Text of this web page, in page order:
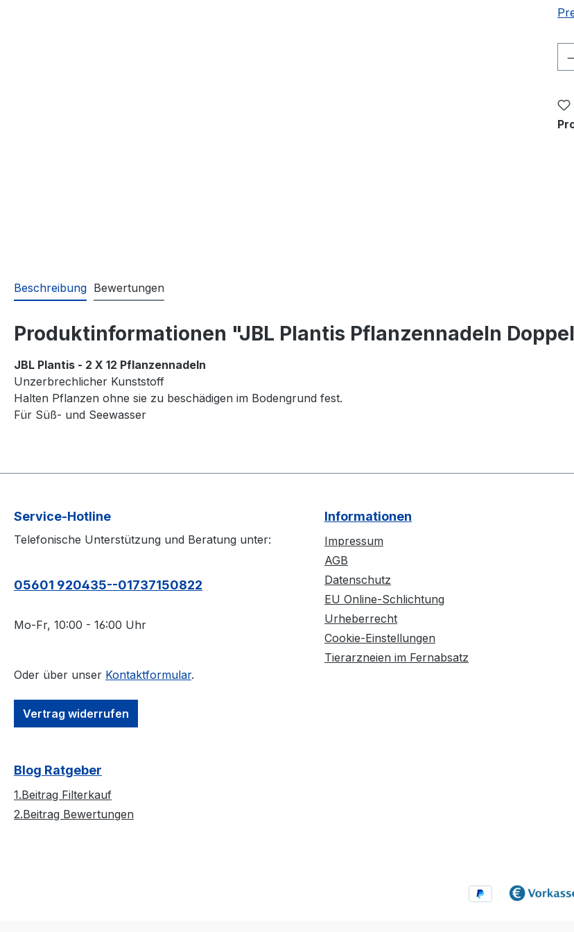
Beschreibung Bewertungen
Produktinformationen "JBL Plantis Pflanzennadeln
JBL Plantis - 2 X 12 Pflanzennadeln
Unzerbrechlicher Kunststoff
Halten Pflanzen ohne sie zu beschädigen im Bodengrund fest.
Für Süß- und Seewasser
Service-Hotline
Telefonische Unterstützung und Beratung unter:
05601 920435--01737150822
Mo-Fr, 10:00 - 16:00 Uhr
Oder über unser Kontaktformular.
Vertrag widerrufen
Informationen
Impressum
AGB
Datenschutz
EU Online-Schlichtung
Urheberrecht
Cookie-Einstellungen
Tierarzneien im Fernabsatz
Blog Ratgeber
1.Beitrag Filterkauf
2.Beitrag Bewertungen